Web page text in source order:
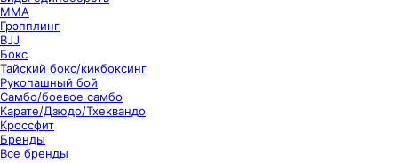
ММА
Грэпплинг
BJJ
Бокс
Тайский бокс/кикбоксинг
Рукопашный бой
Самбо/боевое самбо
Карате/Дзюдо/Тхеквандо
Кроссфит
Бренды
Все бренды